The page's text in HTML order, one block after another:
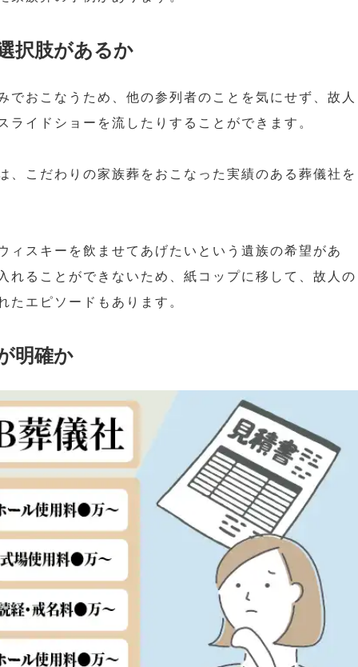
択肢があるか
でおこなうため、他の参列者のことを気にせず、故人
ライドショーを流したりすることができます。
、こだわりの家族葬をおこなった実績のある葬儀社を
ィスキーを飲ませてあげたいという遺族の希望があ
れることができないため、紙コップに移して、故人の
たエピソードもあります。
明確か